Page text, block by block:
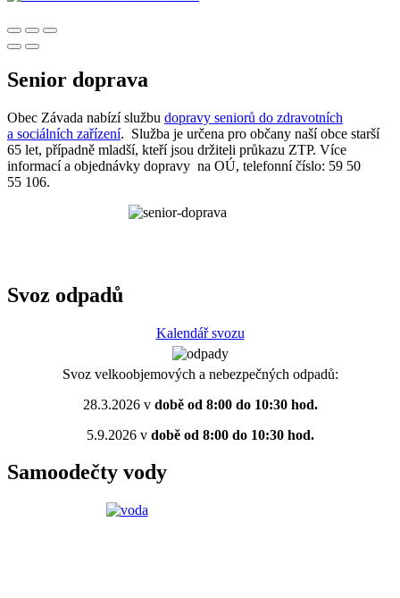
Senior doprava
Obec Závada nabízí službu dopravy seniorů do zdravotních
a sociálních zařízení. Služba je určena pro občany naší obce starší
65 let, případně mladší, kteří jsou držiteli průkazu ZTP. Více
informací a objednávky dopravy na OÚ, telefonní číslo: 59 50
55 106.
Svoz odpadů
Kalendář svozu
Svoz velkoobjemových a nebezpečných odpadů:
28.3.2026 vdobě od 8:00 do 10:30 hod.
5.9.2026 vdobě od 8:00 do 10:30 hod.
Samoodečty vody